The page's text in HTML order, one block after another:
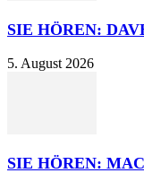
SIE HÖREN:
5. August 2026
SIE HÖREN: